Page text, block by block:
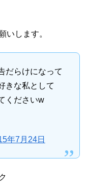
いします。
だらけになって
きな私として
くださいw
年7月24日